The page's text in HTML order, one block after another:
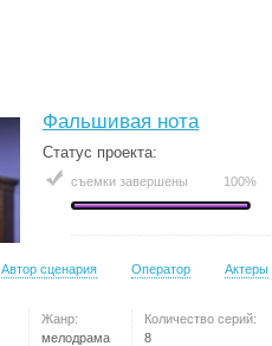
Фальшивая нота
Статус проекта:
съемки завершены 100%
Автор сценария Оператор Актеры
Жанр:
мелодрама
Количество серий:
8